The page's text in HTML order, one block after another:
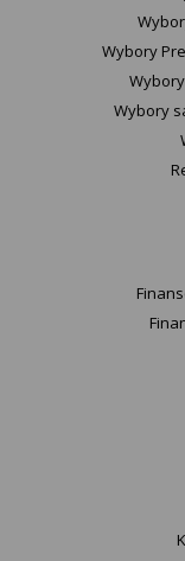
Wybory
Wybory